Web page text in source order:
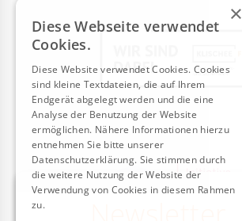
×
Diese Webseite verwendet
Cookies.
Diese Website verwendet Cookies. Cookies
sind kleine Textdateien, die auf Ihrem
Endgerät abgelegt werden und die eine
Analyse der Benutzung der Website
ermöglichen. Nähere Informationen hierzu
entnehmen Sie bitte unserer
Datenschutzerklärung. Sie stimmen durch
die weitere Nutzung der Website der
Verwendung von Cookies in diesem Rahmen
zu.